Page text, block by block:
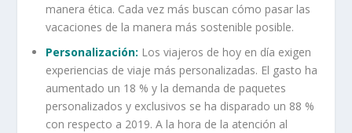
manera ética. Cada vez más buscan cómo pasar las
vacaciones de la manera más sostenible posible.
Personalización: Los viajeros de hoy en día exigen
experiencias de viaje más personalizadas. El gasto ha
aumentado un 18 % y la demanda de paquetes
personalizados y exclusivos se ha disparado un 88 %
con respecto a 2019. A la hora de la atención al